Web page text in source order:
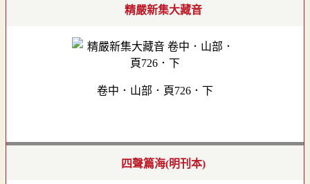
精嚴新集大藏音
卷中．山部．頁726．下
四聲篇海(明刊本)